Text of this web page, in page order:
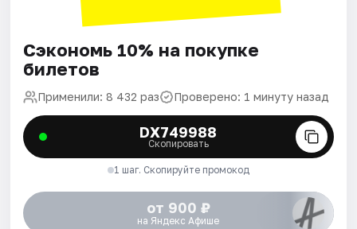
Сэкономь 10% на покупке
билетов
Применили: 8 432 раз Проверено: 1 минуту назад
DX749988
Скопировать
1 шаг. Скопируйте промокод
от 900 ₽
на Яндекс Афише